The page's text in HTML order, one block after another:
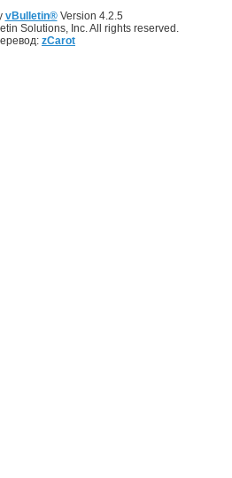
vBulletin®Version 4.2.5
Solutions, Inc. All rights reserved.
zCarot